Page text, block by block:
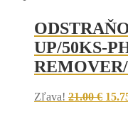
UP/50KS-
Zľava! 21.00€